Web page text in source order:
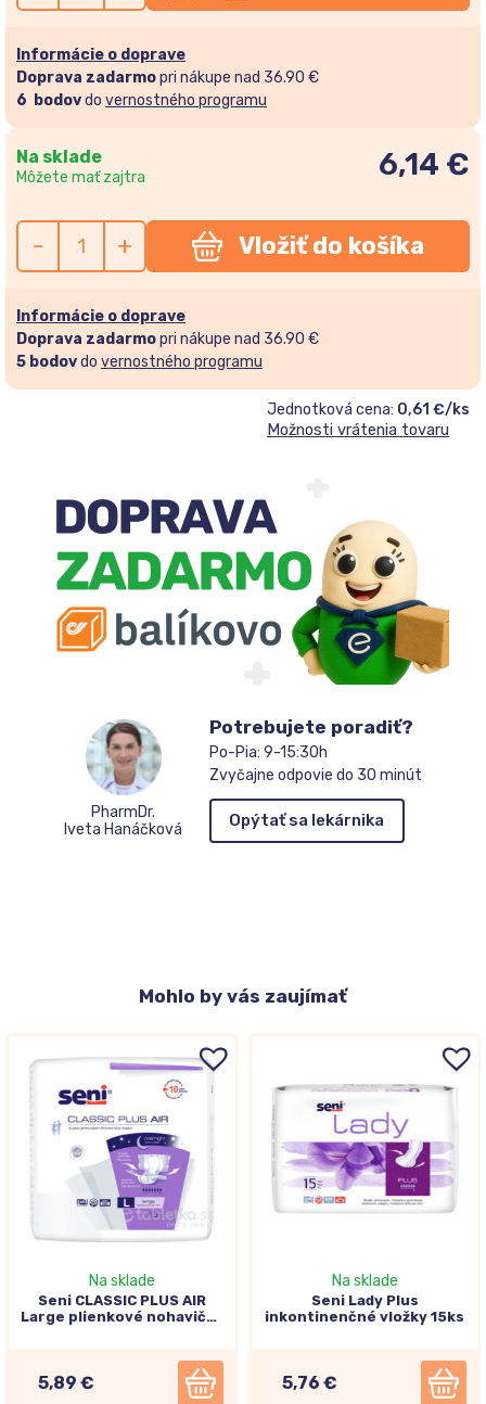
Informácie o doprave
Doprava zadarmopri nákupe nad 36.90 €
6 bodovdo vernostného programu
Na sklade
Môžete mať zajtra 6,14 €
- + Vložiť do košíka
Informácie o doprave
Doprava zadarmopri nákupe nad 36.90 €
5 bodovdo vernostného programu
Jednotková cena: 0,61 €/ks
Možnosti vrátenia tovaru
PharmDr.
Iveta Hanáčková
Potrebujete poradiť?
Po-Pia: 9-15:30h
Zvyčajne odpovie do 30 minút
Opýtať sa lekárnika
Mohlo by vás zaujímať
Na sklade
Seni CLASSIC PLUS AIR
Large plienkové nohavičky
5,89 €
Na sklade
Seni Lady Plus
inkontinenčné vložky 15ks
5,76 €